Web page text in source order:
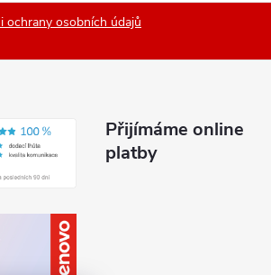
ochrany osobních údajů
Přijímáme online
platby